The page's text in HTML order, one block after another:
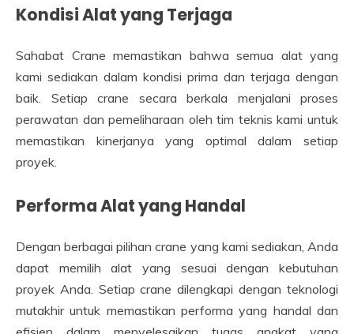
Kondisi Alat yang Terjaga
Sahabat Crane memastikan bahwa semua alat yang
kami sediakan dalam kondisi prima dan terjaga dengan
baik. Setiap crane secara berkala menjalani proses
perawatan dan pemeliharaan oleh tim teknis kami untuk
memastikan kinerjanya yang optimal dalam setiap
proyek.
Performa Alat yang Handal
Dengan berbagai pilihan crane yang kami sediakan, Anda
dapat memilih alat yang sesuai dengan kebutuhan
proyek Anda. Setiap crane dilengkapi dengan teknologi
mutakhir untuk memastikan performa yang handal dan